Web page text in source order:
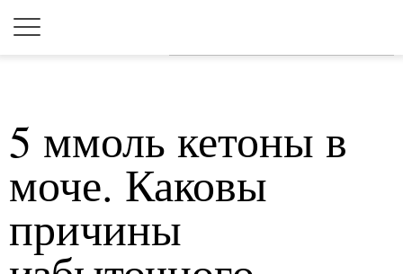
5 ммоль кетоны в
моче. Каковы
причины